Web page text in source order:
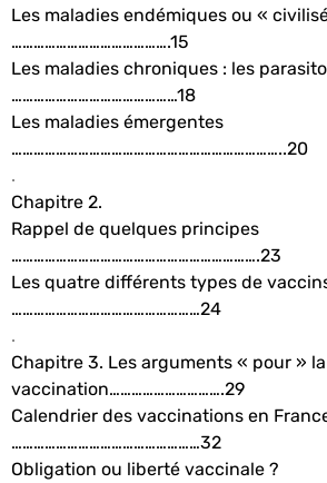
Les maladies endémiques ou «
…………………………………….15
Les maladies chroniques : les
………………………………………18
Les maladies émergentes
………………………………………………………………..20
.
Chapitre 2.
Rappel de quelques principes
………………………………………………………….23
Les quatre différents types de
……………………………………………24
.
Chapitre 3. Les arguments « pour » la
vaccination………………………….29
Calendrier des vaccinations en
……………………………………………32
Obligation ou liberté vaccinale ?